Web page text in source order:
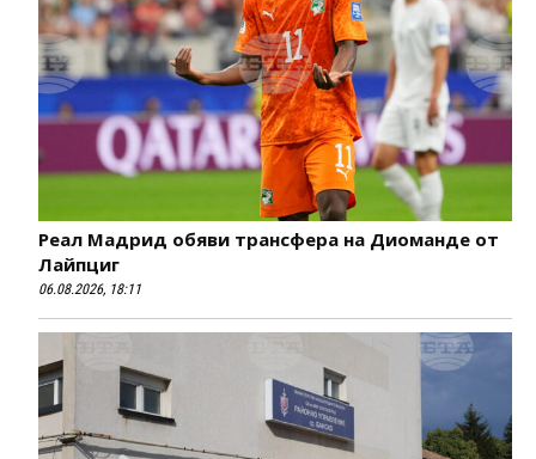
Реал Мадрид обяви трансфера на Диоманде от
Лайпциг
06.08.2026, 18:11